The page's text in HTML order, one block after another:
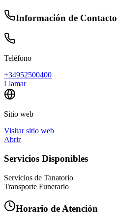
Información de Contacto
Teléfono
+34952500400
Llamar
Sitio web
Visitar sitio web
Abrir
Servicios Disponibles
Servicios de Tanatorio
Transporte Funerario
Horario de Atención